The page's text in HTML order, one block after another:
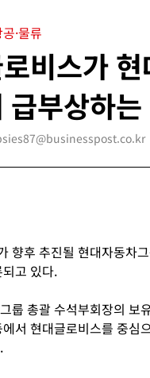
·물류
비스가
급부상하
향후 추진될 현대자동차
고 있다.
룹 총괄 수석부회장의 보
서 현대글로비스를 중심